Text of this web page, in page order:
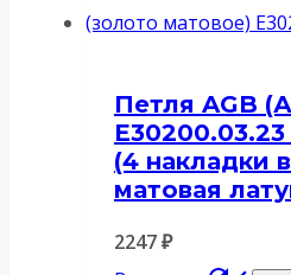
Петля AGB
E30200.03.23
(4 накладки
матовая
2247₽